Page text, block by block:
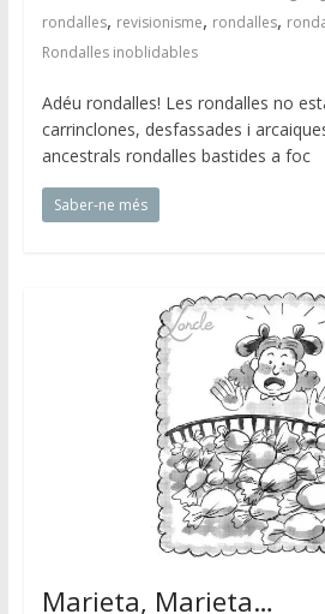
rondalles, revisionisme, rondalles,
Rondalles inoblidables
Adéu rondalles! Les rondalles no
carrinclones, desfassades i
ancestrals rondalles bastides a foc
Saber-ne més
Marieta, Marieta…